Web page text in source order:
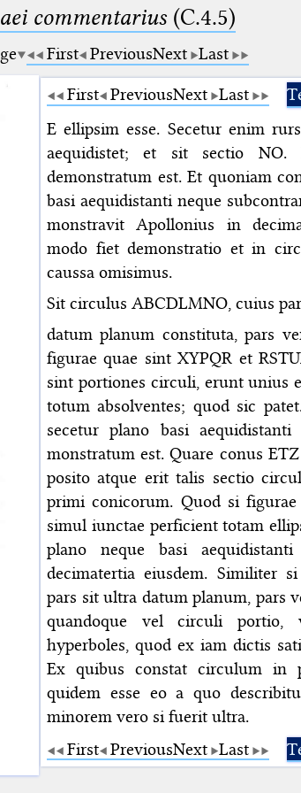
commentarius (C.4.5)
First PreviousNext Last
First PreviousNext Last
E ellipsim esse. Secetur enim
aequidistet; et sit sectio
demonstratum est. Et quoniam
basi aequidistanti neque
monstravit Apollonius in
modo fiet demonstratio et in
caussa omisimus.
Sit circulus ABCDLMNO, cuius
datum planum constituta, pars
figurae quae sint XYPQR et
sint portiones circuli, erunt unius
totum absolventes; quod sic
secetur plano basi
monstratum est. Quare conus
posito atque erit talis sectio
primi conicorum. Quod si
simul iunctae perficient totam
plano neque basi
decimatertia eiusdem. Similiter
pars sit ultra datum planum, pars
quandoque vel circuli portio,
hyperboles, quod ex iam dictis
Ex quibus constat circulum in
quidem esse eo a quo
minorem vero si fuerit ultra.
First PreviousNext Last